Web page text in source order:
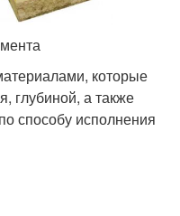
которые
глубиной, а также
способу исполнения